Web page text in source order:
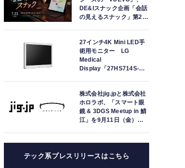
DE&Iスナック企画「会話
の見えるスナック」第2回
クに戻れた」
27インチ4K Mini LED手
術用モニター LG
Medical
Display「27HS714S-
株式会社jig.jpと株式会社
ホロラボ、「スマート眼
鏡 & 3DGS Meetup in 鯖
江」を9月11日（金）に
テック系プレスリリースはこちら